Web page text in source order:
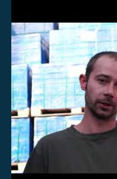
Das Video wird von
Es gelten die